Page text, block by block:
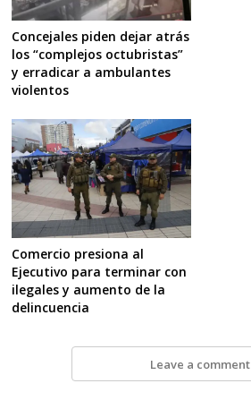
Concejales piden dejar atrás
los “complejos octubristas”
y erradicar a ambulantes
violentos
Comercio presiona al
Ejecutivo para terminar con
ilegales y aumento de la
delincuencia
Leave a comment